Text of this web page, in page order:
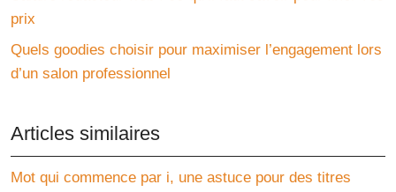
prix
Quels goodies choisir pour maximiser l’engagement lors
d’un salon professionnel
Articles similaires
Mot qui commence par i, une astuce pour des titres